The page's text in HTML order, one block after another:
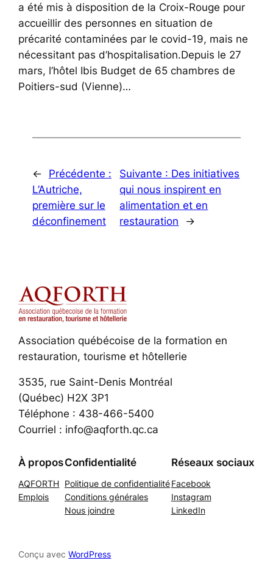
a été mis à disposition de la Croix-Rouge pour
accueillir des personnes en situation de
précarité contaminées par le covid-19, mais ne
nécessitant pas d’hospitalisation.Depuis le 27
mars, l’hôtel Ibis Budget de 65 chambres de
Poitiers-sud (Vienne)…
←
Précédente :
L’Autriche,
première sur le
déconfinement
Suivante : Des initiatives
qui nous inspirent en
alimentation et en
restauration
→
Association québécoise de la formation en
restauration, tourisme et hôtellerie
3535, rue Saint-Denis Montréal
(Québec) H2X 3P1
Téléphone : 438-466-5400
Courriel : info@aqforth.qc.ca
À propos
AQFORTH
Emplois
Confidentialité
Politique de confidentialité
Conditions générales
Nous joindre
Réseaux sociaux
Facebook
Instagram
LinkedIn
Conçu avecWordPress